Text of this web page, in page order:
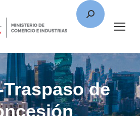
Traspaso de